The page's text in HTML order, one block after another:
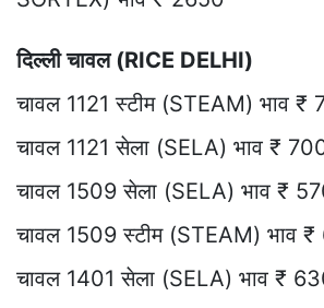
दिल्ली चावल (RICE DELHI)
चावल 1121 स्टीम (STEAM) भाव
चावल 1121 सेला (SELA) भाव ₹
चावल 1509 सेला (SELA) भाव ₹
चावल 1509 स्टीम (STEAM) भाव
चावल 1401 सेला (SELA) भाव ₹